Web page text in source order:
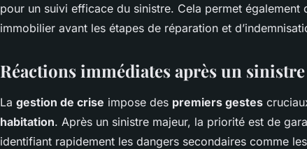
pour un suivi efficace du sinistre. Cela permet également
immobilier avant les étapes de réparation et
Réactions immédiates après un
La gestion de crise impose des premiers gestes
habitation. Après un sinistre majeur, la priorité est de
identifiant rapidement les dangers secondaires comme